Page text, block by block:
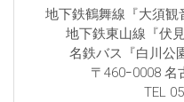
地下鉄鶴舞線『大須
地下鉄東山線『伏
名鉄バス『白川公
〒460ｰ0008 名
TEL